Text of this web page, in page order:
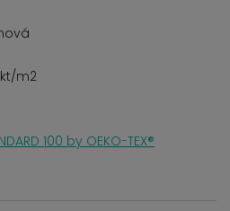
m2
100 by OEKO-TEX®